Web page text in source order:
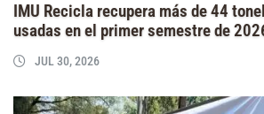
IMU Recicla recupera más de 44
usadas en el primer semestre de
JUL 30, 2026